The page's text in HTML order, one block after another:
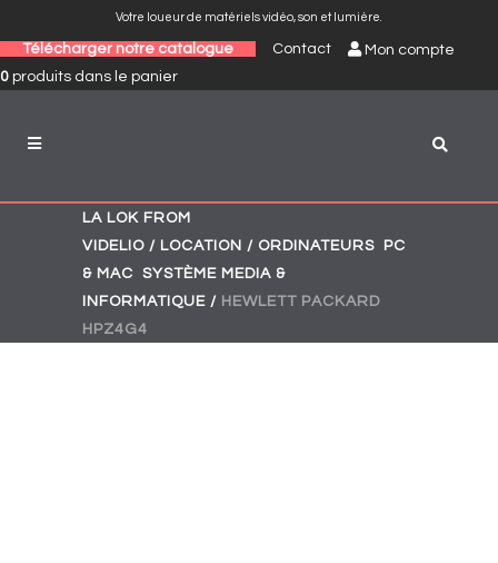
Votre loueur de matériels vidéo, son et lumière.
Télécharger notre catalogue Contact
Mon compte
0 produits dans le panier
LA LOK FROM
VIDELIO / LOCATION / ORDINATEURS
PC
& MAC
SYSTÈME MEDIA &
INFORMATIQUE / HEWLETT PACKARD
HPZ4G4